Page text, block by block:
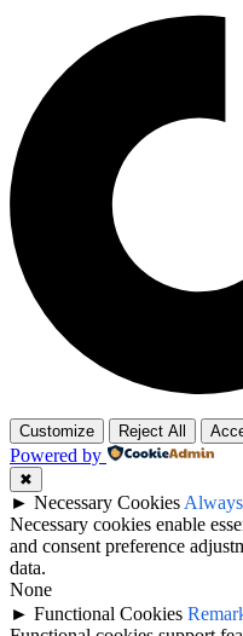
Customize Reject All
Powered by
✖
► Necessary Cookies
Necessary cookies enable
and consent preference
data.
None
► Functional Cookies